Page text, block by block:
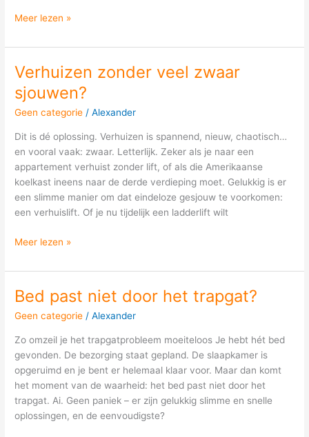
Meer lezen »
Verhuizen zonder veel zwaar
sjouwen?
Geen categorie /Alexander
Dit is dé oplossing. Verhuizen is spannend, nieuw, chaotisch…
en vooral vaak: zwaar. Letterlijk. Zeker als je naar een
appartement verhuist zonder lift, of als die Amerikaanse
koelkast ineens naar de derde verdieping moet. Gelukkig is er
een slimme manier om dat eindeloze gesjouw te voorkomen:
een verhuislift. Of je nu tijdelijk een ladderlift wilt
Verhuizen
zonder
veel
zwaar
Meer lezen »
Bed past niet door het trapgat?
Geen categorie /Alexander
Zo omzeil je het trapgatprobleem moeiteloos Je hebt hét bed
gevonden. De bezorging staat gepland. De slaapkamer is
opgeruimd en je bent er helemaal klaar voor. Maar dan komt
het moment van de waarheid: het bed past niet door het
trapgat. Ai. Geen paniek – er zijn gelukkig slimme en snelle
oplossingen, en de eenvoudigste?
Bed
niet
door
het
trapgat?